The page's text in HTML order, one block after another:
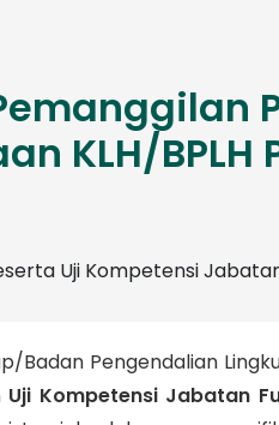
KLH/BPLH
Badan Pengendalian
Uji Kompetensi Jabatan